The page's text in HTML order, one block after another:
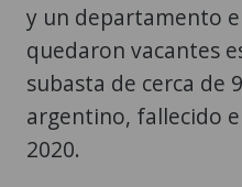
y un departamento
quedaron vacantes
subasta de cerca de
argentino, fallecido
2020.